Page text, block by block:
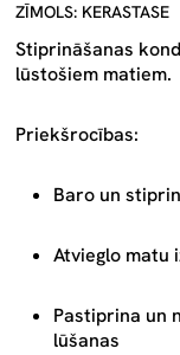
ZĪMOLS: KERASTASE
Stiprināšanas
lūstošiem matiem.
Priekšrocības:
Baro un
Atvieglo matu
Pastiprina un
lūšanas